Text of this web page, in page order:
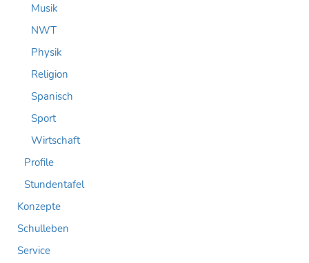
Musik
NWT
Physik
Religion
Spanisch
Sport
Wirtschaft
Profile
Stundentafel
Konzepte
Schulleben
Service